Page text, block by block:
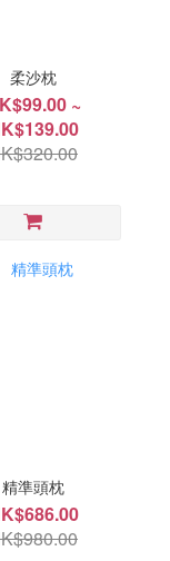
柔沙枕
~
精準頭枕